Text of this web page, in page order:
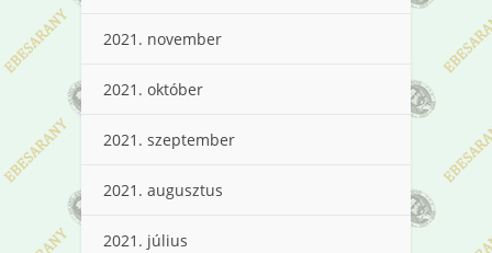
2021. november
2021. október
2021. szeptember
2021. augusztus
2021. július